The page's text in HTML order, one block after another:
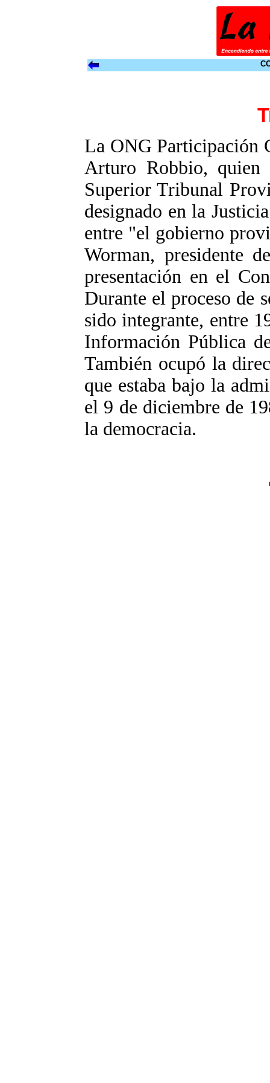
La ONG Participación
Arturo Robbio, quien
Superior Tribunal
designado en la
entre "el gobierno
Worman, presidente
presentación en el
Durante el proceso de
sido integrante, entre
Información Pública
También ocupó la
que estaba bajo la
el 9 de diciembre de
la democracia.